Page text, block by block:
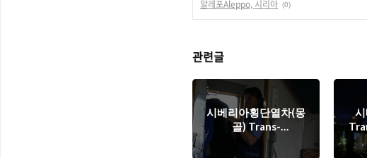
알레포Aleppo, 시리아 (0)
관련글
시베리아횡단열차(몽
골) Trans-
Mongolian, 몽골